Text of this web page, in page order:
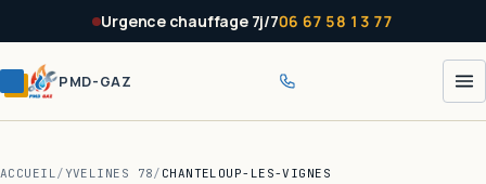
Urgence chauffage 7j/706 67 58 13 77
PMD-GAZ
ACCUEIL/YVELINES 78/ CHANTELOUP-LES-VIGNES
Panneau de gestion des cookies